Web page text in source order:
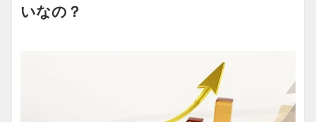
いなの？